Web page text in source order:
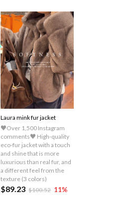
Laura mink fur jacket
♥Over 1,500 Instagram
comments♥ High-quality
eco-fur jacket with a touch
and shine that is more
luxurious than real fur, and
a different feel from the
texture (3 colors)
$89.23 $100.52 11%